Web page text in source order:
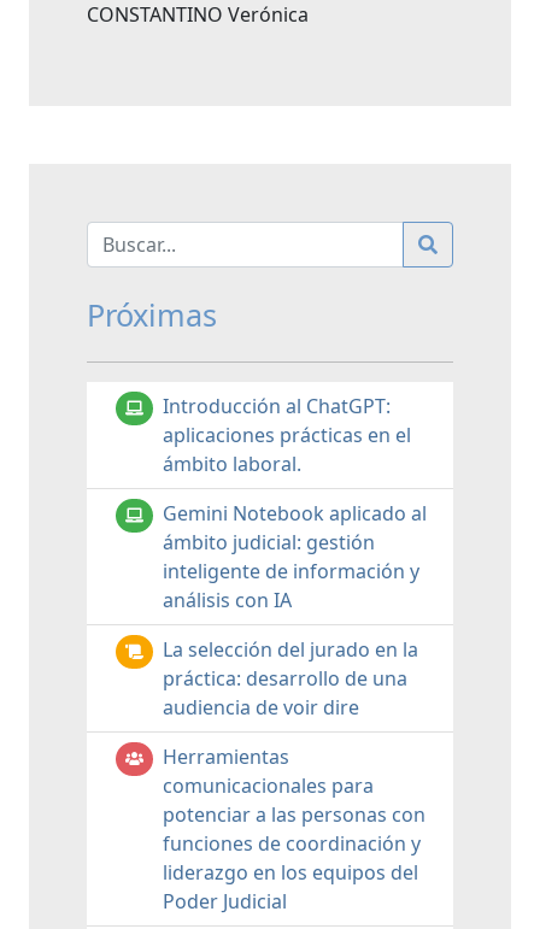
CONSTANTINO Verónica
Próximas
Introducción al ChatGPT:
aplicaciones prácticas en el
ámbito laboral.
Gemini Notebook aplicado al
ámbito judicial: gestión
inteligente de información y
análisis con IA
La selección del jurado en la
práctica: desarrollo de una
audiencia de voir dire
Herramientas
comunicacionales para
potenciar a las personas con
funciones de coordinación y
liderazgo en los equipos del
Poder Judicial